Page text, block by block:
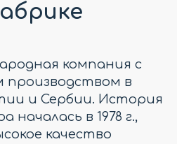
компания с
производством в
и Сербии. История
началась в 1978 г.,
качество